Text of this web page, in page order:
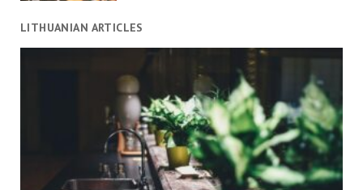
LITHUANIAN ARTICLES